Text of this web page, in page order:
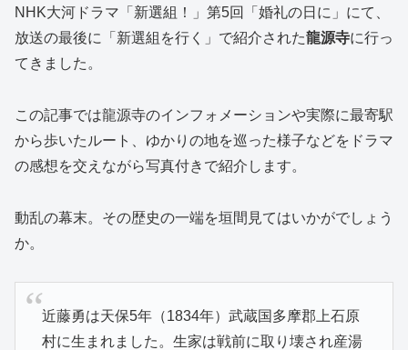
NHK大河ドラマ「新選組！」第5回「婚礼の日に」にて、
放送の最後に「新選組を行く」で紹介された龍源寺に行っ
てきました。
この記事では龍源寺のインフォメーションや実際に最寄駅
から歩いたルート、ゆかりの地を巡った様子などをドラマ
の感想を交えながら写真付きで紹介します。
動乱の幕末。その歴史の一端を垣間見てはいかがでしょう
か。
近藤勇は天保5年（1834年）武蔵国多摩郡上石原
村に生まれました。生家は戦前に取り壊され産湯